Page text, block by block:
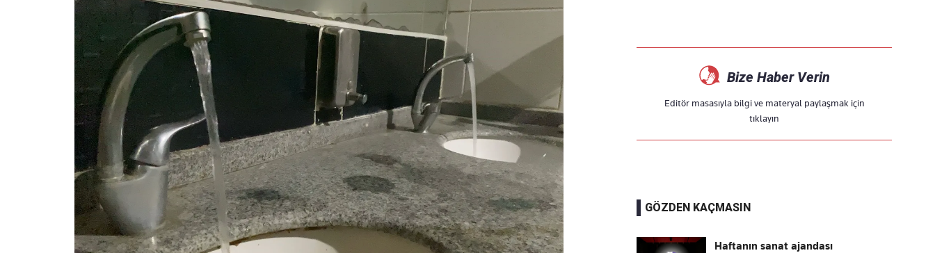
Bize Haber Verin
Editör masasıyla bilgi ve materyal paylaşmak için
tıklayın
GÖZDEN KAÇMASIN
Haftanın sanat ajandası